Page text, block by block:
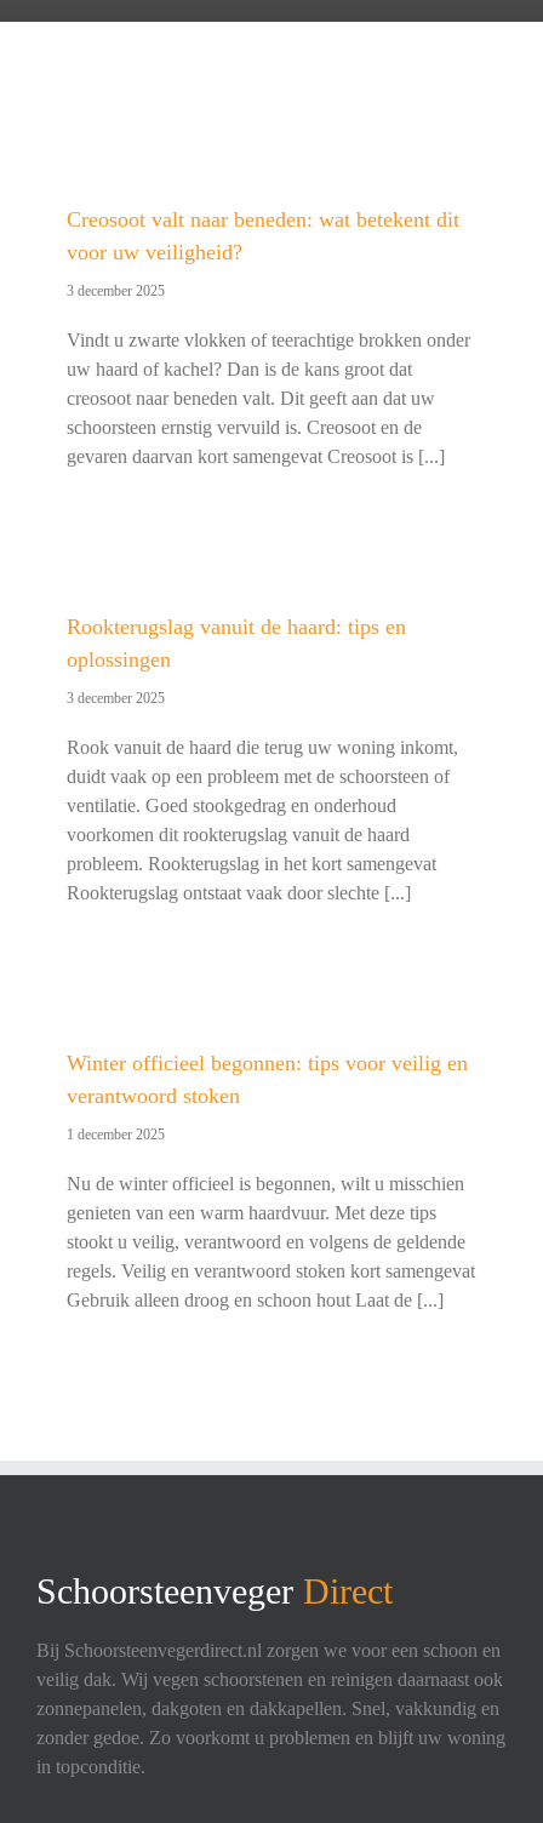
Creosoot valt naar beneden: wat betekent dit
voor uw veiligheid?
3 december 2025
Vindt u zwarte vlokken of teerachtige brokken onder
uw haard of kachel? Dan is de kans groot dat
creosoot naar beneden valt. Dit geeft aan dat uw
schoorsteen ernstig vervuild is. Creosoot en de
gevaren daarvan kort samengevat Creosoot is [...]
Rookterugslag vanuit de haard: tips en
oplossingen
3 december 2025
Rook vanuit de haard die terug uw woning inkomt,
duidt vaak op een probleem met de schoorsteen of
ventilatie. Goed stookgedrag en onderhoud
voorkomen dit rookterugslag vanuit de haard
probleem. Rookterugslag in het kort samengevat
Rookterugslag ontstaat vaak door slechte [...]
Winter officieel begonnen: tips voor veilig en
verantwoord stoken
1 december 2025
Nu de winter officieel is begonnen, wilt u misschien
genieten van een warm haardvuur. Met deze tips
stookt u veilig, verantwoord en volgens de geldende
regels. Veilig en verantwoord stoken kort samengevat
Gebruik alleen droog en schoon hout Laat de [...]
Schoorsteenveger Direct
Bij Schoorsteenvegerdirect.nl zorgen we voor een schoon en
veilig dak. Wij vegen schoorstenen en reinigen daarnaast ook
zonnepanelen, dakgoten en dakkapellen. Snel, vakkundig en
zonder gedoe. Zo voorkomt u problemen en blijft uw woning
in topconditie.